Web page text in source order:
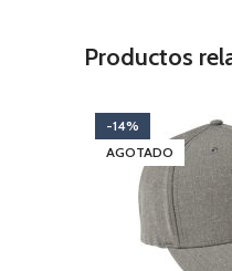
Productos
-14%
AGOTADO